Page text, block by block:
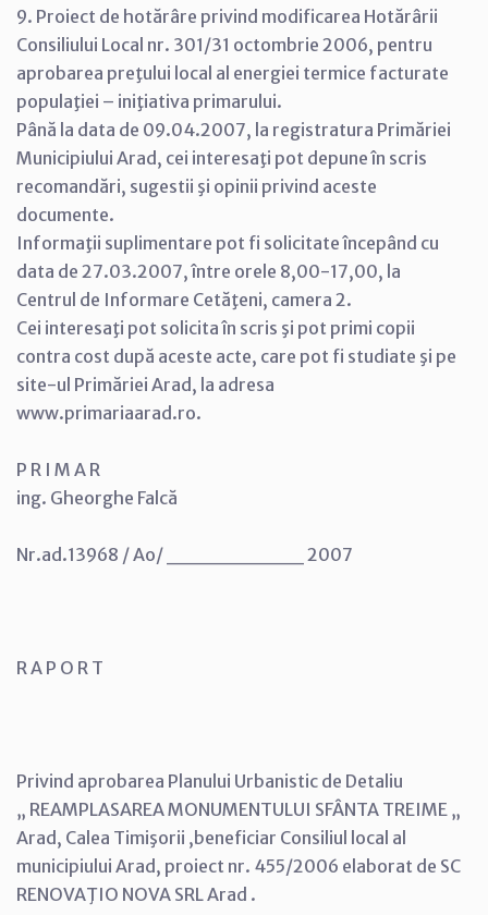
9. Proiect de hotărâre privind modificarea Hotărârii
Consiliului Local nr. 301/31 octombrie 2006, pentru
aprobarea preţului local al energiei termice facturate
populaţiei – iniţiativa primarului.
Până la data de 09.04.2007, la registratura Primăriei
Municipiului Arad, cei interesaţi pot depune în scris
recomandări, sugestii şi opinii privind aceste
documente.
Informaţii suplimentare pot fi solicitate începând cu
data de 27.03.2007, între orele 8,00-17,00, la
Centrul de Informare Cetăţeni, camera 2.
Cei interesaţi pot solicita în scris şi pot primi copii
contra cost după aceste acte, care pot fi studiate şi pe
site-ul Primăriei Arad, la adresa
www.primariaarad.ro.
P R I M A R
ing. Gheorghe Falcă
Nr.ad.13968 / Ao/ _________ 2007
R A P O R T
Privind aprobarea Planului Urbanistic de Detaliu
„ REAMPLASAREA MONUMENTULUI SFÂNTA TREIME „
Arad, Calea Timişorii ,beneficiar Consiliul local al
municipiului Arad, proiect nr. 455/2006 elaborat de SC
RENOVAŢIO NOVA SRL Arad .